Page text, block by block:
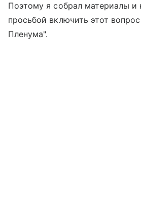
Поэтому я собрал материалы и
просьбой включить этот
Пленума".